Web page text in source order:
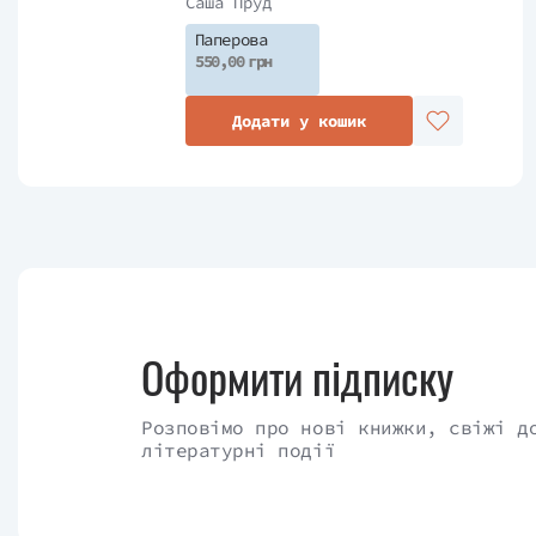
Паперова
550,00 грн
Додати у кошик
Оформити підписку
Розповімо про нові книжки, свіжі
літературні події